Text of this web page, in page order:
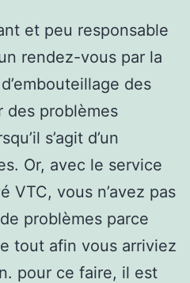
et peu responsable
rendez-vous par la
des
des problèmes
s’agit d’un
Or, avec le service
VTC, vous n’avez pas
problèmes parce
tout afin vous arriviez
pour ce faire, il est